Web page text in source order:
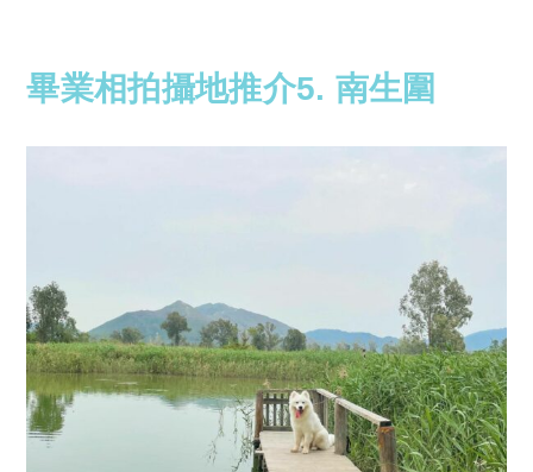
畢業相拍攝地推介5. 南生圍